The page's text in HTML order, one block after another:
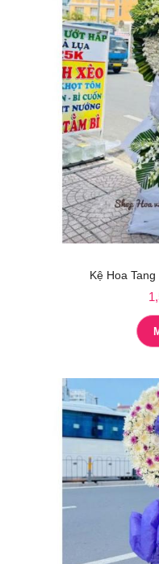
Kệ Hoa